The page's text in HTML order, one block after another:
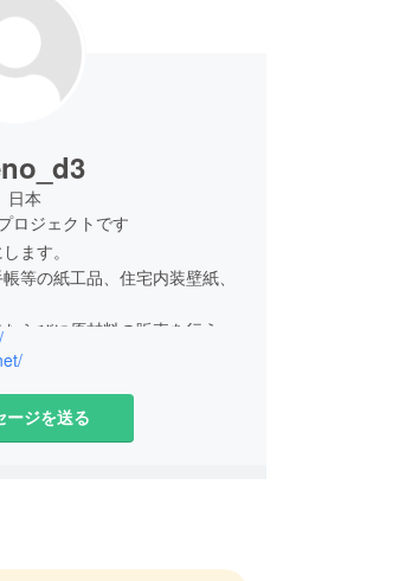
日本
ロジェクトです
ます。
等の紙工品、住宅内装壁紙、
らびに原材料の販売を行う総
いやすく便利なアイテムをお
ージを送る